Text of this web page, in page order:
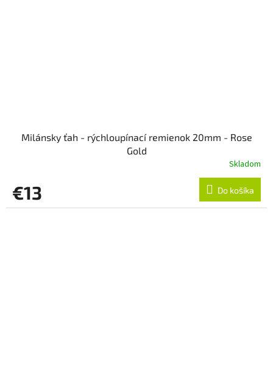
Milánsky ťah - rýchloupínací remienok 20mm - Rose
Gold
Skladom
€13 Do košíka